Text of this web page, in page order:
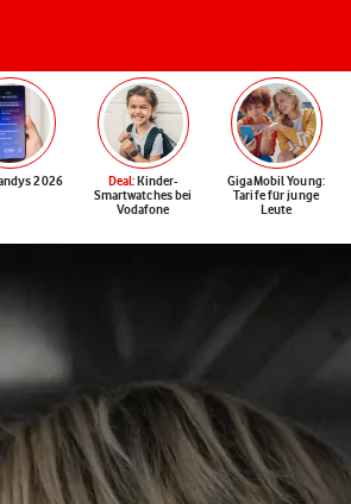
2026 Deal: Kinder-
Smartwatches bei
Vodafone
GigaMobil Young:
Tarife für junge
Leute